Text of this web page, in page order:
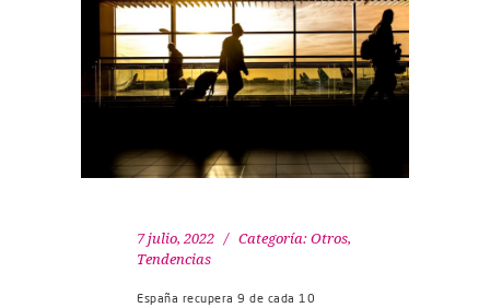
7 julio, 2022 Categoría: Otros,
Tendencias
España recupera 9 de cada 10